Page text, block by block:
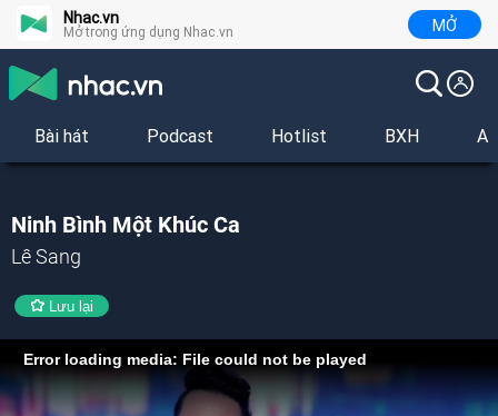
Nhac.vn
Mở trong ứng dụng Nhac.vn MỞ
Bài hát Podcast Hotlist BXH
Ninh Bình Một Khúc Ca
Lê Sang
Lưu lại
Error loading media: File could not be played